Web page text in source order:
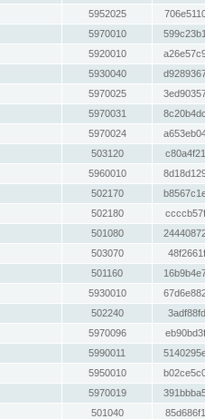
5952025
5970010
5920010
5930040
5970025
5970031
5970024
503120
5960010
502170
502180
501080
503070
501160
5930010
502240
5970096
5990011
5950010
5970019
501040